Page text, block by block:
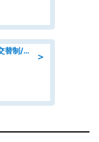
＞
組立・組付け/高収入/日払いOK/交替制/20・30・40代活躍中/製造 工場